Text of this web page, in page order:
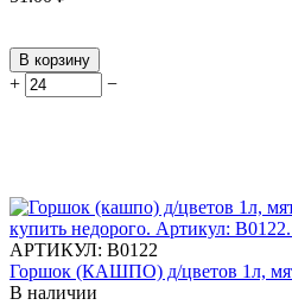
В корзину
+ −
АРТИКУЛ: В0122
Горшок (КАШПО) д/цветов 1л,
В наличии